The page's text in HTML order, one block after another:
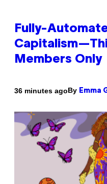
Fully-
Members Only
36 minutes agoBy Emma